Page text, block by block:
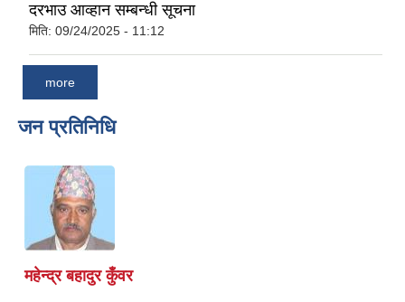
दरभाउ आव्हान सम्बन्धी सूचना
मिति: 09/24/2025 - 11:12
more
जन प्रतिनिधि
महेन्द्र बहादुर कुँवर